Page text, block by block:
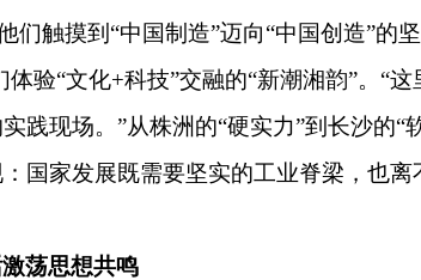
们触摸到“中国制造”迈向“中国创造”的坚
验“文化+科技”交融的“新潮湘韵”。“这
践现场。”从株洲的“硬实力”到长沙的“
国家发展既需要坚实的工业脊梁，也离
荡思想共鸣